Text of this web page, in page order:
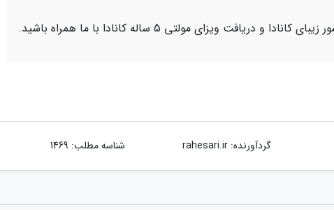
دریافت ویزای مولتی 5 ساله کانادا با ما همراه باشید.
گردآورنده:rahesari.ir شناسه مطلب: 1469